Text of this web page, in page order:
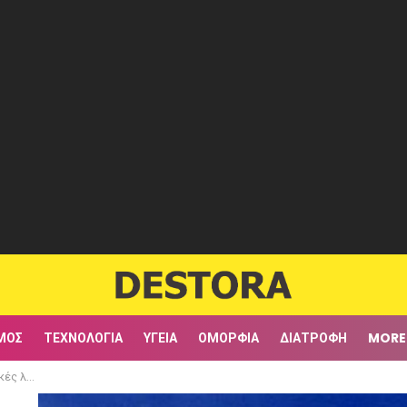
ΤΕΧΝΟΛΟΓΊΑ ΥΓΕΊΑ ΟΜΟΡΦΙΆ ΔΙΑΤΡΟΦΉ MORE
τους